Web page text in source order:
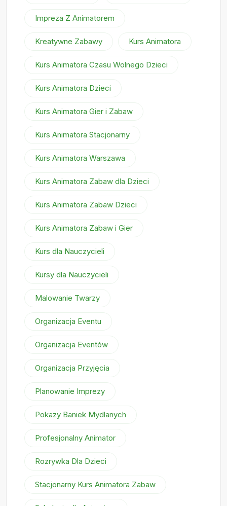
Impreza Z Animatorem
Kreatywne Zabawy Kurs Animatora
Kurs Animatora Czasu Wolnego Dzieci
Kurs Animatora Dzieci
Kurs Animatora Gier i Zabaw
Kurs Animatora Stacjonarny
Kurs Animatora Warszawa
Kurs Animatora Zabaw dla Dzieci
Kurs Animatora Zabaw Dzieci
Kurs Animatora Zabaw i Gier
Kurs dla Nauczycieli
Kursy dla Nauczycieli
Malowanie Twarzy
Organizacja Eventu
Organizacja Eventów
Organizacja Przyjęcia
Planowanie Imprezy
Pokazy Baniek Mydlanych
Profesjonalny Animator
Rozrywka Dla Dzieci
Stacjonarny Kurs Animatora Zabaw